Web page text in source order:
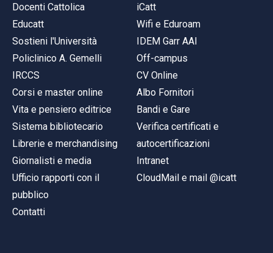
Docenti Cattolica
Educatt
Sostieni l'Università
Policlinico A. Gemelli
IRCCS
Corsi e master online
Vita e pensiero editrice
Sistema bibliotecario
Librerie e merchandising
Giornalisti e media
Ufficio rapporti con il
pubblico
Contatti
iCatt
Wifi e Eduroam
IDEM Garr AAI
Off-campus
CV Online
Albo Fornitori
Bandi e Gare
Verifica certificati e
autocertificazioni
Intranet
CloudMail e mail @icatt